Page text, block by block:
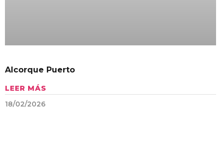
Alcorque Puerto
LEER MÁS
18/02/2026